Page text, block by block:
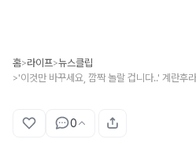
홈>라이프>뉴스클립
>
0